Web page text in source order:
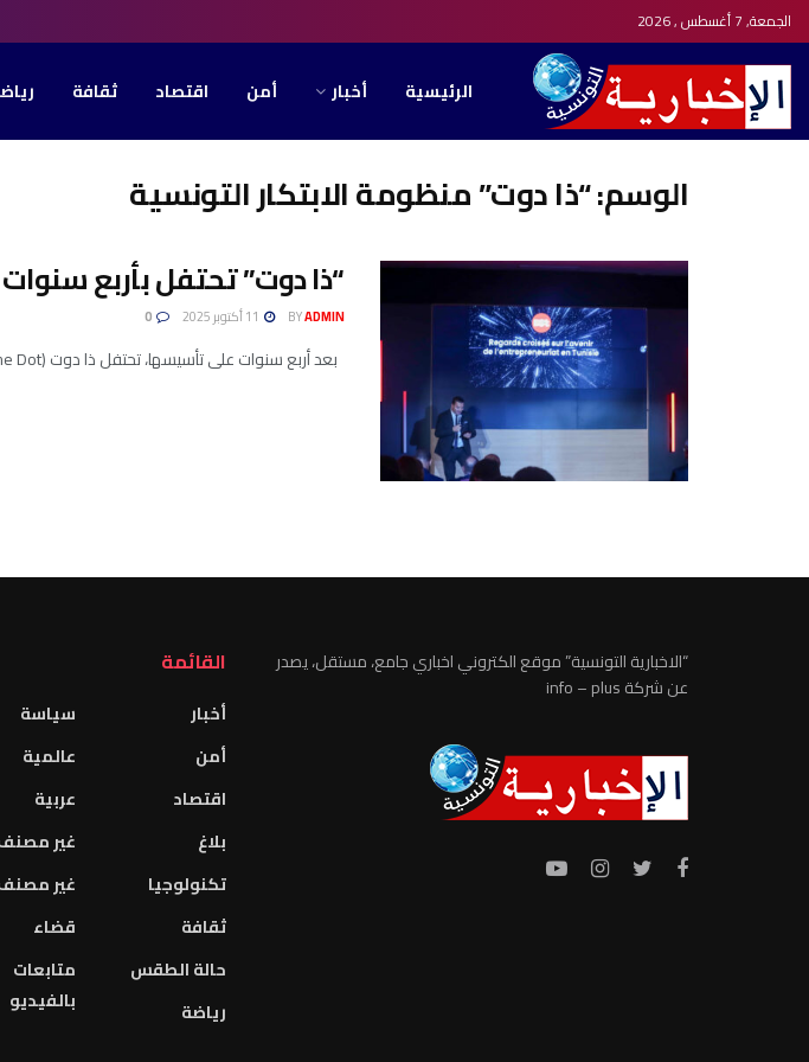
الجمعة, 7 أغسطس , 2026
الرئيسية أخبار أمن اقتصاد ثقافة
الوسم:“ذا دوت” منظومة الابتكار التونسية
“ذا دوت” تحتفل بأربع
BYADMIN
بعد أربع سنوات على تأسيسها، تحتفل ذا دوت (The Dot)، أول مركز للابتكار الرقمي في تونس، بمرحلة جديدة من ...
“الاخبارية التونسية” موقع الكتروني اخباري جامع، مستقل، يصدر
عن شركة info – plus
القائمة
أخبار
أمن
اقتصاد
بلاغ
تكنولوجيا
ثقافة
حالة الطقس
رياضة
سياسة
عالمية
عربية
غير
غير
قضاء
متابعات
بالفيديو